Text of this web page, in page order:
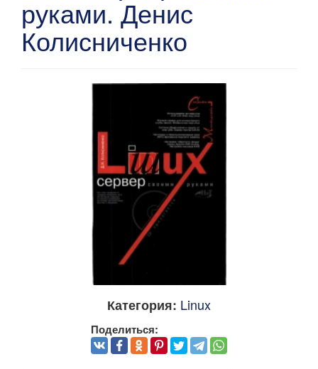
руками. Денис
Колисниченко
Категория: Linux
Поделиться: